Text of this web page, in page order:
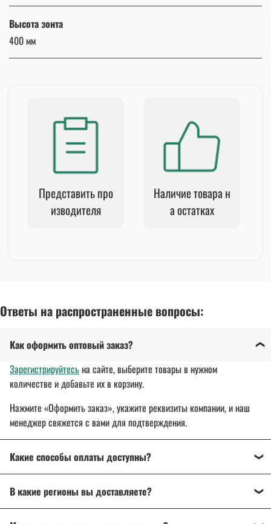
Высота зонта
400 мм
Представить про
изводителя
Наличие товара н
а остатках
Ответы на распространенные вопросы:
Как оформить оптовый заказ?
Зарегистрируйтесьна сайте, выберите товары в нужном
количестве и добавьте их в корзину.
Нажмите «Оформить заказ», укажите реквизиты компании, и наш
менеджер свяжется с вами для подтверждения.
Какие способы оплаты доступны?
расчетный счет организации.
Для государственных и муниципальных заказчиков
В какие регионы вы доставляете?